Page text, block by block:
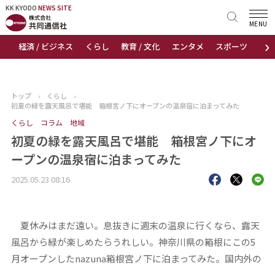
KK KYODO NEWS SITE
›
経済 / ビジネス くらし 教育 / 文化 エンタメ スポーツ 地域
MENU
KK KYODONEWS SITE
トップページ
ニュース
おすすめコンテンツ
出版物
トップ › くらし
›
初夏の緑を露天風呂で堪能 箱根宮ノ下にオープンの温泉宿に泊まってみた
くらし コラム 地域
初夏の緑を露天風呂で堪能 箱根宮ノ下にオ
ープンの温泉宿に泊まってみた
2025.05.23 08:16
夏休みはまだ遠い。息抜きに週末の温泉に行くなら、露天
風呂から緑が楽しめたらうれしい。神奈川県の箱根にこの5
月オープンしたnazuna箱根宮ノ下に泊まってみた。国内外の